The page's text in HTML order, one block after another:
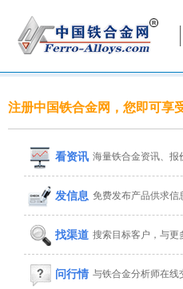
注册中国铁合金网，您即可享
看资讯 海量铁合金资讯、报
发信息 免费发布产品供求信
找渠道 搜索目标客户，与更
问行情 与铁合金分析师在线